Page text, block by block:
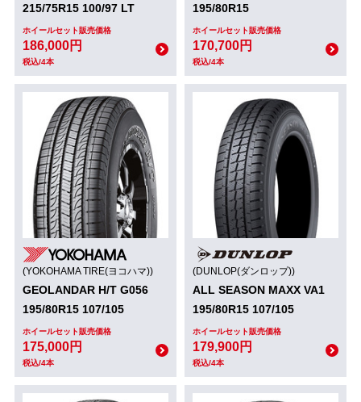
215/75R15 100/97 LT
ホイールセット販売価格
186,000円
税込/4本
195/80R15
ホイールセット販売価格
170,700円
税込/4本
(YOKOHAMA TIRE(ヨコハマ))
GEOLANDAR H/T G056
195/80R15 107/105
ホイールセット販売価格
175,000円
税込/4本
(DUNLOP(ダンロップ))
ALL SEASON MAXX VA1
195/80R15 107/105
ホイールセット販売価格
179,900円
税込/4本